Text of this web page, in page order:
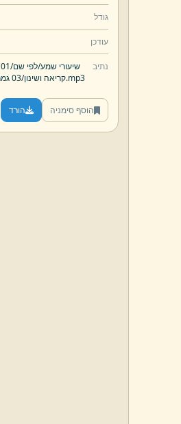
גודל
עודכן
נתיב שיעורי שמע/לפי שם/01 הרב יצחק שלמה זילברמן/
קריאה ושינון/03 גמרא/ כח.mp3
הוסף סימניה הורד